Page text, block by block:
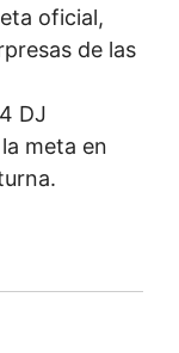
oficial,
de las
DJ
meta en